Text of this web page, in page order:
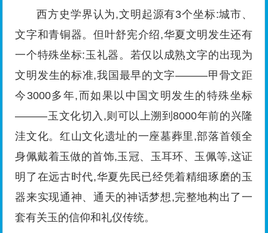
西方史学界认为,文明起源有3个坐标:城市、
文字和青铜器。但叶舒宪介绍,华夏文明发生还有
一个特殊坐标:玉礼器。若仅以成熟文字的出现为
文明发生的标准,我国最早的文字———甲骨文距
今3000多年,而如果以中国文明发生的特殊坐标
———玉文化切入,则可以上溯到8000年前的兴隆
洼文化。红山文化遗址的一座墓葬里,部落首领全
身佩戴着玉做的首饰,玉冠、玉耳环、玉佩等,这证
明了在远古时代,华夏先民已经凭着精细琢磨的玉
器来实现通神、通天的神话梦想,完整地构出了一
套有关玉的信仰和礼仪传统。